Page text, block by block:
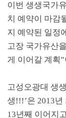
이번 생생국가
치 예약이 마감
지 예약된 일정
고장 국가유산
게 이어갈 계획”
고성오광대 생
생 !!!’은 2013년
13년째 이어지